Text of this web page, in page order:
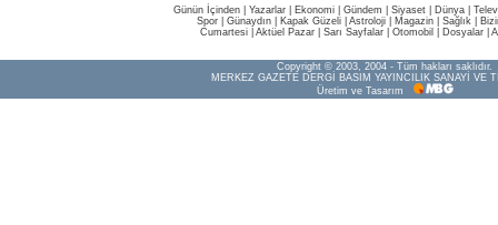
Günün İçinden Yazarlar Ekonomi Gündem Siyaset Dünya |
Spor
Günaydın Kapak Güzeli Astroloji Magazin Sağlık
Cumartesi| Aktüel Pazar| Sarı Sayfalar| Otomobil Dosyalar|
Copyright © 2003, 2004 - Tüm hakları saklıdır.
MERKEZ GAZETE DERGİ BASIM YAYINCILIK SANAYİ VE
Üretim ve Tasarım